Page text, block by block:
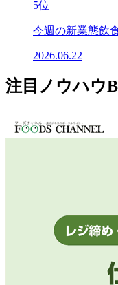
5位
今週の新業態飲
2026.06.22
注目ノウハウ